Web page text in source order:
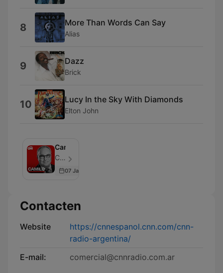
8 More Than Words Can Say
Alias
9 Dazz
Brick
10 Lucy In the Sky With Diamonds
Elton John
Camilo
CNN en Español - Aflevering 93
07 Jan 2023
Contacten
Website
https://cnnespanol.cnn.com/cnn-
radio-argentina/
E-mail:
comercial@cnnradio.com.ar